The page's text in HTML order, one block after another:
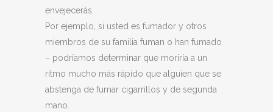
envejecerás.
Por ejemplo, si usted es fumador y otros
miembros de su familia fuman o han fumado
– podríamos determinar que moriría a un
ritmo mucho más rápido que alguien que se
abstenga de fumar cigarrillos y de segunda
mano.